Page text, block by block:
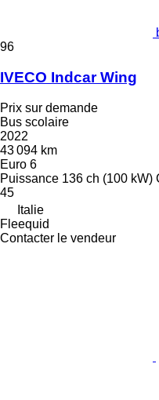
96
IVECO Indcar Wing
Prix sur demande
Bus scolaire
2022
43 094 km
Euro 6
Puissance 136 ch (100 kW)
45
Italie
Fleequid
Contacter le vendeur